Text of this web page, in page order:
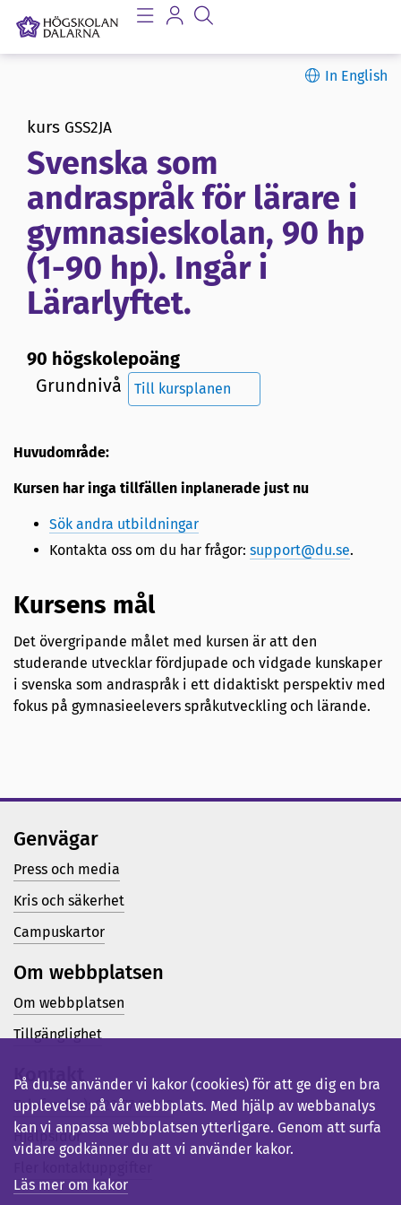
In English
kurs GSS2JA
Svenska som
andraspråk för lärare i
gymnasieskolan, 90 hp
(1-90 hp). Ingår i
Lärarlyftet.
90 högskolepoäng
Grundnivå
Till kursplanen
Huvudområde:
Kursen har inga tillfällen inplanerade just nu
Sök andra utbildningar
Kontakta oss om du har frågor: support@du.se.
Kursens mål
Det övergripande målet med kursen är att den
studerande utvecklar fördjupade och vidgade kunskaper
i svenska som andraspråk i ett didaktiskt perspektiv med
fokus på gymnasieelevers språkutveckling och lärande.
Genvägar
Press och media
Kris och säkerhet
Campuskartor
Om webbplatsen
Om webbplatsen
Tillgänglighet
Kontakt
Telefon (vx): 023-77 80 00
Hjälpsidor
På du.se använder vi kakor (cookies) för att ge dig en bra
upplevelse på vår webbplats. Med hjälp av webbanalys
kan vi anpassa webbplatsen ytterligare. Genom att surfa
vidare godkänner du att vi använder kakor.
Läs mer om kakor